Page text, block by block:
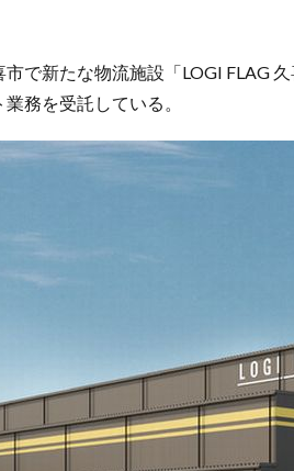
で新たな物流施設「LOGI FLAG
務を受託している。